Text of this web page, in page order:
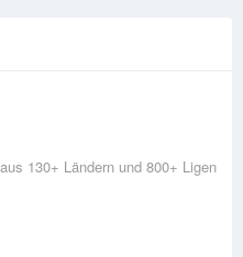
130+ Ländern und 800+ Ligen